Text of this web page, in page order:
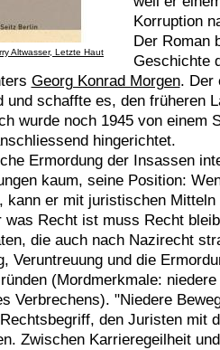
Altwasser, Letzte Haut
Korruption
Der Roman
Geschichte
Georg Konrad Morgen. Der
und schaffte es, den früheren
wurde noch 1945 von einem
hingerichtet.
Ermordung der Insassen
kaum, seine Position:
kann er mit juristischen
was Recht ist muss Recht
die auch nach Nazirecht
Veruntreuung und die
(Mordmerkmale:
Verbrechens). "Niedere
den Juristen mit
Zwischen Karrieregeilheit